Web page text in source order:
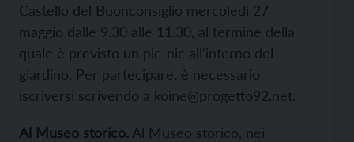
Castello del Buonconsiglio mercoledì 27
maggio dalle 9.30 alle 11.30, al termine della
quale è previsto un pic-nic all’interno del
giardino. Per partecipare, è necessario
iscriversi scrivendo a koine@progetto92.net.
Al Museo storico. Al Museo storico, nei